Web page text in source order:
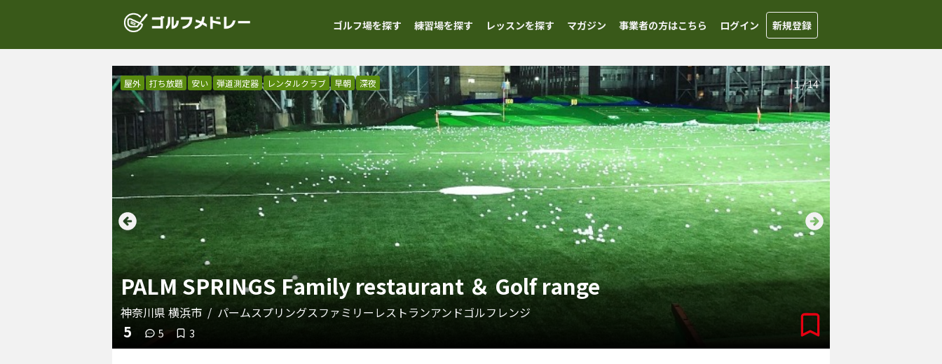
ゴルフ場を探す 練習場を探す レッスンを探す マガジン 事業者の方はこちら ログイン 新規登録
1/14
屋外 打ち放題 安い 弾道測定器 レンタルクラブ 早朝 深夜
PALM SPRINGS Family restaurant ＆ Golf range
神奈川県 横浜市 / パームスプリングスファミリーレストランアンドゴルフレンジ
5 5 3